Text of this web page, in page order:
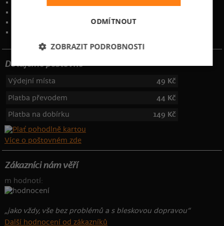
info@bastard.cz
Dotujeme poštovné
Výdejní místa
49 Kč
Platba převodem
44 Kč
Platba na dobírku
149 Kč
Více o poštovném zde
Zákazníci nám věří
m hodnotí:
„jako vždy, vše bez problémů a s bleskovou dopravou“
Další hodnocení od zákazníků
ODMÍTNOUT
ZOBRAZIT PODROBNOSTI